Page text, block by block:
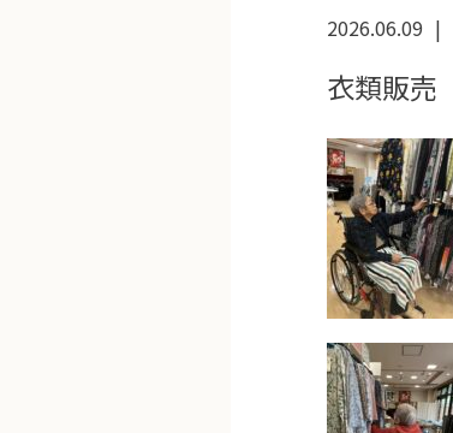
2026.06.09
衣類販売